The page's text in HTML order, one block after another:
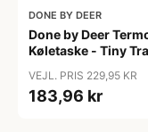
DONE BY DEER
Done by Deer
Køletaske - Tiny
VEJL. PRIS 229,95 KR
183,96 kr